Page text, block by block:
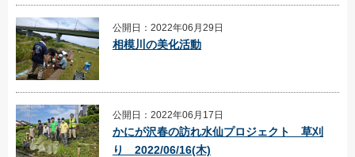
公開日：2022年06月29日
相模川の美化活動
公開日：2022年06月17日
かにが沢春の訪れ水仙プロジェクト 草刈
り 2022/06/16(木)